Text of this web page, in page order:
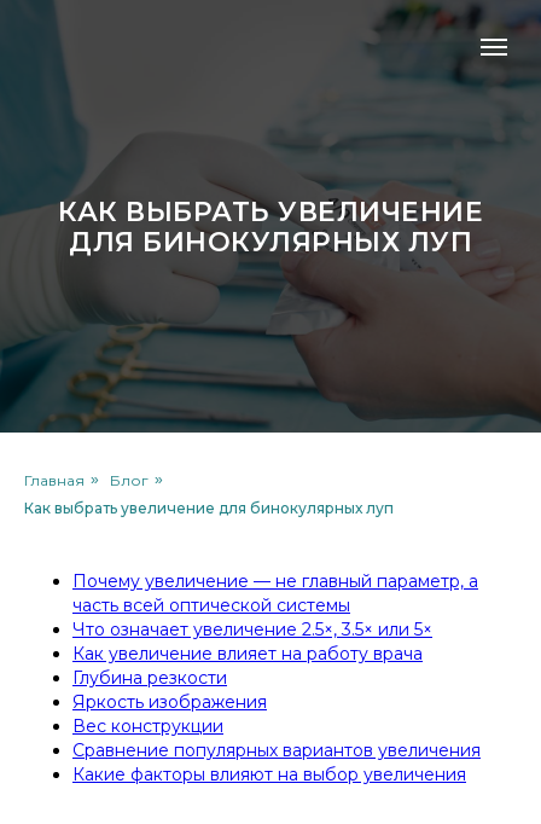
КАК ВЫБРАТЬ УВЕЛИЧЕНИЕ
ДЛЯ БИНОКУЛЯРНЫХ ЛУП
Главная » Блог »
Как выбрать увеличение для бинокулярных луп
Почему увеличение — не главный параметр, а
часть всей оптической системы
Что означает увеличение 2.5×, 3.5× или 5×
Как увеличение влияет на работу врача
Глубина резкости
Яркость изображения
Вес конструкции
Сравнение популярных вариантов увеличения
Какие факторы влияют на выбор увеличения